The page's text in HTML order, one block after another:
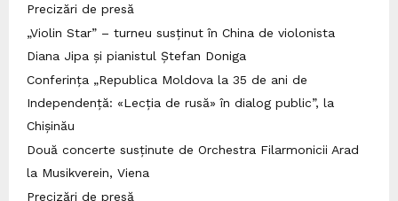
Precizări de presă
„Violin Star” – turneu susținut în China de violonista
Diana Jipa și pianistul Ștefan Doniga
Conferința „Republica Moldova la 35 de ani de
Independență: «Lecția de rusă» în dialog public”, la
Chișinău
Două concerte susținute de Orchestra Filarmonicii Arad
la Musikverein, Viena
Precizări de presă